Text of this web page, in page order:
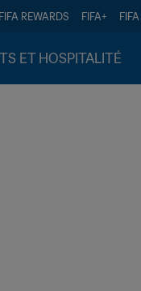
FIFA REWARDS FIFA+
ET HOSPITALITÉ